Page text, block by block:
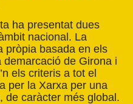
ha presentat dues
nacional. La
pròpia basada en els
demarcació de Girona i
els criteris a tot el
per la Xarxa per una
de caràcter més global.